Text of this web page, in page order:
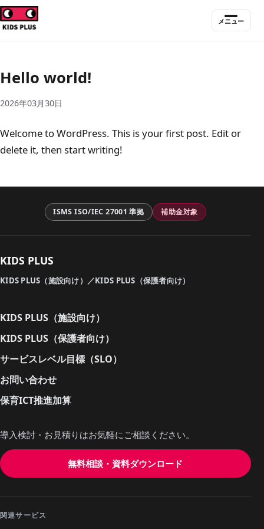
メニュー
Hello world!
2026年03月30日
Welcome to WordPress. This is your first post. Edit or
delete it, then start writing!
ISMS ISO/IEC 27001 準拠 補助金対象
KIDS PLUS
KIDS PLUS（施設向け）／KIDS PLUS（保護者向け）
KIDS PLUS（施設向け）
KIDS PLUS（保護者向け）
サービスレベル目標（SLO）
お問い合わせ
保育ICT推進加算
導入検討・お見積りはお気軽にご相談ください。
無料相談・資料ダウンロード
関連サービス